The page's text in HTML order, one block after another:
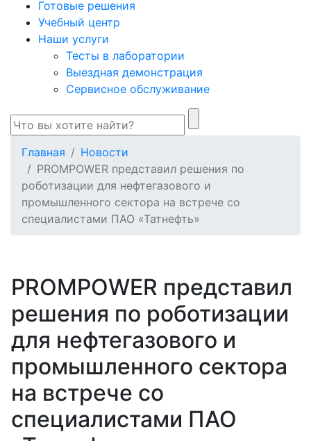
Готовые решения
Учебный центр
Наши услуги
Тесты в лаборатории
Выездная демонстрация
Сервисное обслуживание
Главная
Новости
PROMPOWER представил решения по
роботизации для нефтегазового и
промышленного сектора на встрече со
специалистами ПАО «Татнефть»
PROMPOWER представил
решения по роботизации
для нефтегазового и
промышленного сектора
на встрече со
специалистами ПАО